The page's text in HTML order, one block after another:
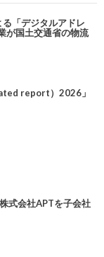
「デジタルアドレ
が国土交通省の物流
report）2026」
式会社APTを子会社